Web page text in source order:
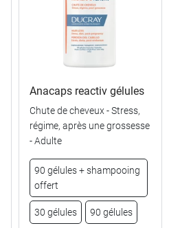
Anacaps reactiv gélules
Chute de cheveux - Stress,
régime, après une grossesse
- Adulte
90 gélules + shampooing
offert
30 gélules 90 gélules